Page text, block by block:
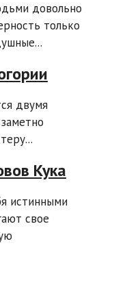
довольно
только
двумя
Кука
истинными
свое